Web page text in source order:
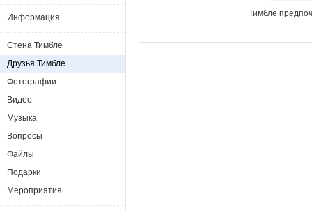
Тимбле
Информация
Стена Тимбле
Друзья Тимбле
Фотографии
Видео
Музыка
Вопросы
Файлы
Подарки
Мероприятия